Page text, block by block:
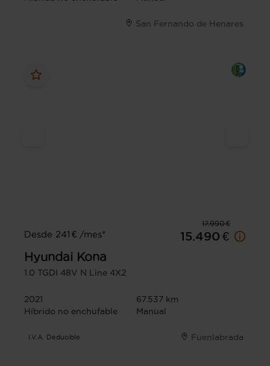
San Fernando de Henares
17.990 €
Desde 241 € /mes*
15.490 €
Hyundai Kona
1.0 TGDI 48V N Line 4X2
2021
67.537 km
Híbrido no enchufable
Manual
I.V.A. Deducible Fuenlabrada